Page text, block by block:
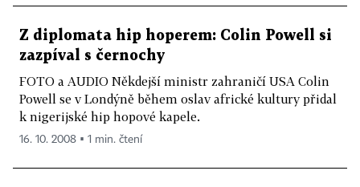
Z diplomata hip hoperem: Colin Powell si
zazpíval s černochy
FOTO a AUDIO Někdejší ministr zahraničí USA Colin
Powell se v Londýně během oslav africké kultury přidal
k nigerijské hip hopové kapele.
16. 10. 2008 ▪ 1 min. čtení